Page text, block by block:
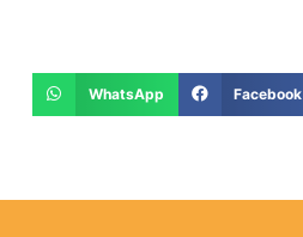
WhatsApp Facebook